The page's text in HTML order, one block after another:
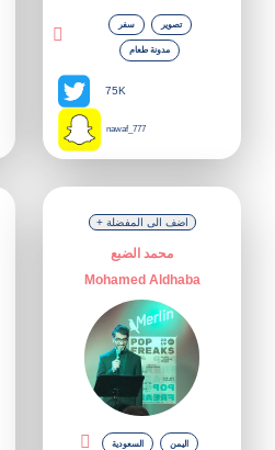
سفر تصوير
مدونة طعام
75K
nawaf_777
+ اضف الى المفضلة
محمد الضبع
Mohamed Aldhaba
السعودية اليمن